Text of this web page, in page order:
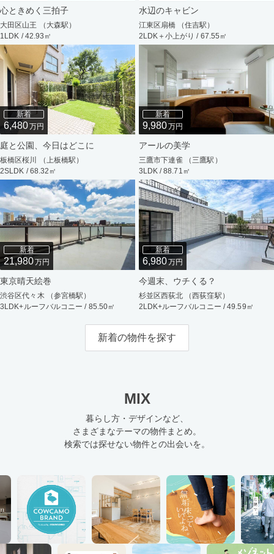
心ときめく三拍子
大田区山王 （大森駅）
1LDK / 42.93㎡
水辺のキャビン
江東区扇橋 （住吉駅）
2LDK＋小上がり / 67.55㎡
新着
6,480万円
庭と公園、今日はどこに
板橋区桜川 （上板橋駅）
2SLDK / 68.32㎡
新着
9,980万円
アールの美学
三鷹市下連雀 （三鷹駅）
3LDK / 88.71㎡
新着
21,980万円
東京晴天絵巻
渋谷区代々木 （参宮橋駅）
3LDK+ルーフバルコニー / 85.50㎡
新着
6,980万円
今週末、ウチくる？
杉並区西荻北 （西荻窪駅）
2LDK+ルーフバルコニー / 49.59㎡
新着の物件を探す
MIX
暮らし方・デザインなど、
さまざまなテーマの物件まとめ。
検索では探せない物件との出会いを。